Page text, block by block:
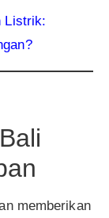
Listrik:
memberikan